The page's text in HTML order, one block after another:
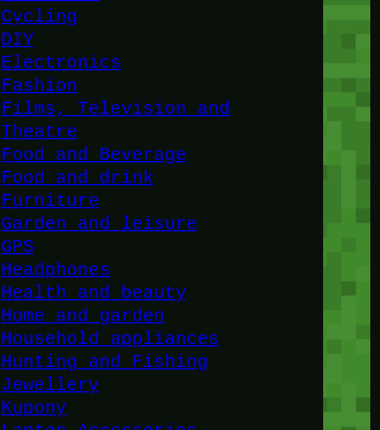
Cycling
DIY
Electronics
Fashion
Films, Television and
Theatre
Food and Beverage
Food and drink
Furniture
Garden and leisure
GPS
Headphones
Health and beauty
Home and garden
Household appliances
Hunting and Fishing
Jewellery
Kupony